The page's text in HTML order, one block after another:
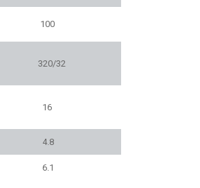
100
320/32
16
4.8
6.1